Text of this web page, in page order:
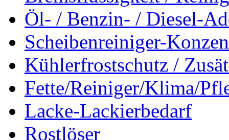
Öl- / Benzin- / Diesel-
Scheibenreiniger-
Kühlerfrostschutz /
Fette/Reiniger/Klima/
Lacke-Lackierbedarf
Rostlöser